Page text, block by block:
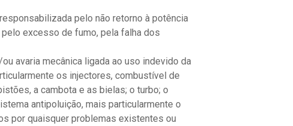
pelo não retorno à potência
excesso de fumo, pela falha dos
avaria mecânica ligada ao uso indevido da
os injectores, combustível de
a cambota e as bielas; o turbo; o
antipoluição, mais particularmente o
por quaisquer problemas existentes ou